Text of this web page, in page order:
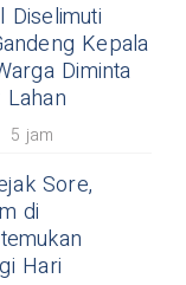
Diselimuti
Kepala
Diminta
5 jam
Sore,
di
Hari